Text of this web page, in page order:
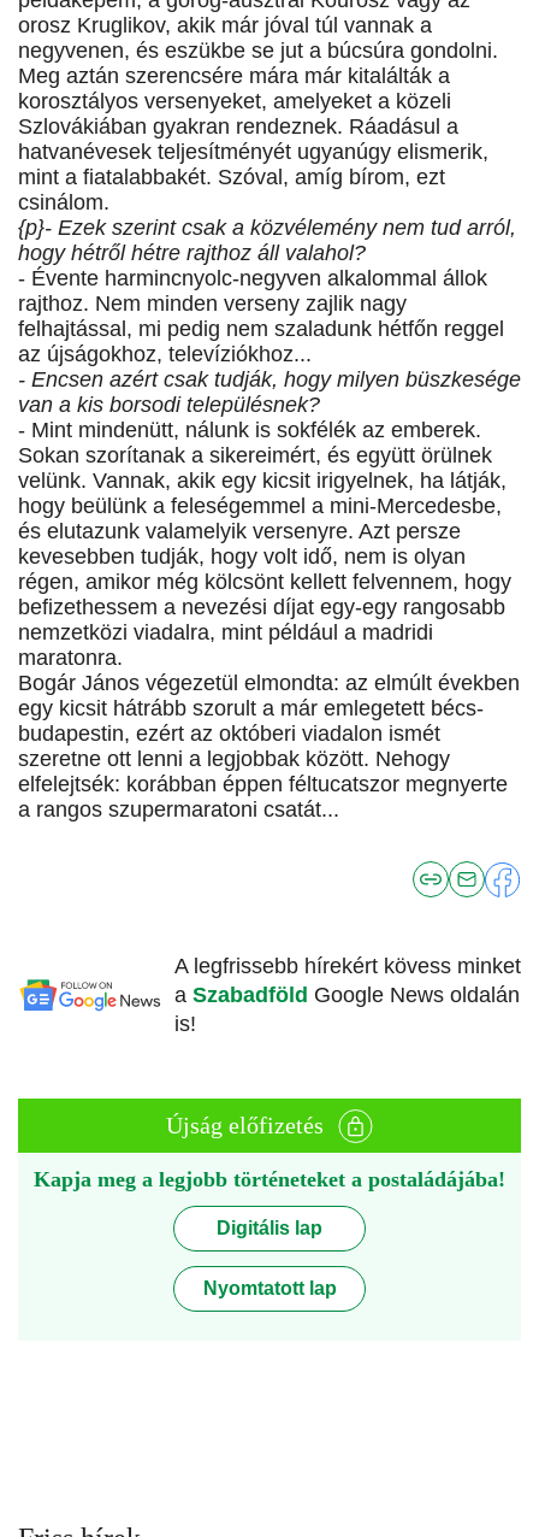
orosz Kruglikov, akik már jóval túl vannak a
negyvenen, és eszükbe se jut a búcsúra gondolni.
Meg aztán szerencsére mára már kitalálták a
korosztályos versenyeket, amelyeket a közeli
Szlovákiában gyakran rendeznek. Ráadásul a
hatvanévesek teljesítményét ugyanúgy elismerik,
mint a fiatalabbakét. Szóval, amíg bírom, ezt
csinálom.
{p}- Ezek szerint csak a közvélemény nem tud arról,
hogy hétről hétre rajthoz áll valahol?
- Évente harmincnyolc-negyven alkalommal állok
rajthoz. Nem minden verseny zajlik nagy
felhajtással, mi pedig nem szaladunk hétfőn reggel
az újságokhoz, televíziókhoz...
- Encsen azért csak tudják, hogy milyen büszkesége
van a kis borsodi településnek?
- Mint mindenütt, nálunk is sokfélék az emberek.
Sokan szorítanak a sikereimért, és együtt örülnek
velünk. Vannak, akik egy kicsit irigyelnek, ha látják,
hogy beülünk a feleségemmel a mini-Mercedesbe,
és elutazunk valamelyik versenyre. Azt persze
kevesebben tudják, hogy volt idő, nem is olyan
régen, amikor még kölcsönt kellett felvennem, hogy
befizethessem a nevezési díjat egy-egy rangosabb
nemzetközi viadalra, mint például a madridi
maratonra.
Bogár János végezetül elmondta: az elmúlt években
egy kicsit hátrább szorult a már emlegetett bécs-
budapestin, ezért az októberi viadalon ismét
szeretne ott lenni a legjobbak között. Nehogy
elfelejtsék: korábban éppen féltucatszor megnyerte
a rangos szupermaratoni csatát...
A legfrissebb hírekért kövess minket
a Szabadföld Google News oldalán
is!
Újság előfizetés
Kapja meg a legjobb történeteket a postaládájába!
Digitális lap
Nyomtatott lap